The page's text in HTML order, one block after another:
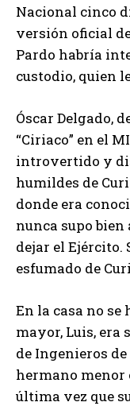
Nacional cinco
versión oficial
Pardo habría
custodio, quien
Óscar Delgado,
“Ciriaco” en el
introvertido y
humildes de
donde era
nunca supo bien
dejar el Ejército.
esfumado de
En la casa no se
mayor, Luis, era
de Ingenieros
hermano menor
última vez que